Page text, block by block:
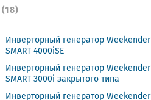
(18)
Инверторный генератор Weekender
SMART 4000iSE
Инверторный генератор Weekender
SMART 3000i закрытого типа
Инверторный генератор Weekender